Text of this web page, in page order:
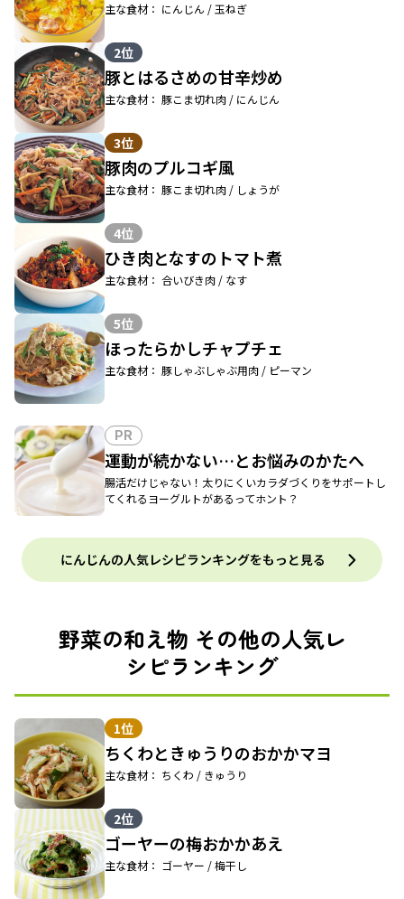
主な食材： にんじん / 玉ねぎ
2位
豚とはるさめの甘辛炒め
主な食材： 豚こま切れ肉 / にんじん
3位
豚肉のプルコギ風
主な食材： 豚こま切れ肉 / しょうが
4位
ひき肉となすのトマト煮
主な食材： 合いびき肉 / なす
5位
ほったらかしチャプチェ
主な食材： 豚しゃぶしゃぶ用肉 / ピーマン
PR
運動が続かない…とお悩みのかたへ
腸活だけじゃない！太りにくいカラダづくりをサポートし
てくれるヨーグルトがあるってホント？
にんじんの人気レシピランキングをもっと見る
野菜の和え物 その他の人気レ
シピランキング
1位
ちくわときゅうりのおかかマヨ
主な食材： ちくわ / きゅうり
2位
ゴーヤーの梅おかかあえ
主な食材： ゴーヤー / 梅干し